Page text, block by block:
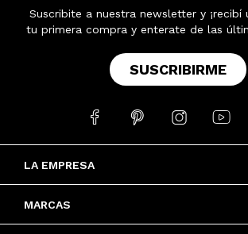
LA EMPRESA
MARCAS
Suscribite a nuestra newsletter y ¡recibí
tu primera compra y enterate de las
SUSCRIBIRME
   